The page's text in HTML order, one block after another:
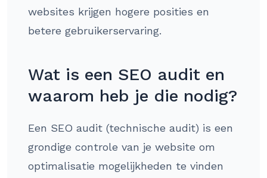
websites krijgen hogere posities en
betere gebruikerservaring.
Wat is een SEO audit en
waarom heb je die nodig?
Een SEO audit (technische audit) is een
grondige controle van je website om
optimalisatie mogelijkheden te vinden